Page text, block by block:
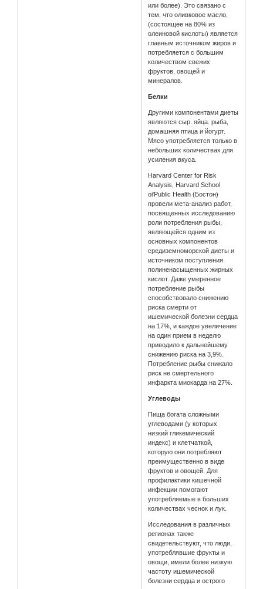
или более). Это связано с
тем, что оливковое масло,
(состоящее на 80% из
олеиновой кислоты) является
главным источником жиров и
потребляется с большим
количеством свежих
фруктов, овощей и
минералов.
Белки
Другими компонентами диеты
являются сыр. яйца. рыба,
домашняя птица и йогурт.
Мясо употребляется только в
небольших количествах для
усиления вкуса.
Harvard Center for Risk
Analysis, Harvard School
oi'Public Health (Бостон)
провели мета-анализ работ,
посвященных исследованию
роли потребления рыбы,
являющейся одним из
основных компонентов
средиземноморской диеты и
источником поступления
полиненасыщенных жирных
кислот. Даже умеренное
потребление рыбы
способствовало снижению
риска смерти от
ишемической болезни сердца
на 17%, и каждое увеличение
на один прием в неделю
приводило к дальнейшему
снижению риска на 3,9%.
Потребление рыбы снижало
риск не смертельного
инфаркта миокарда на 27%.
Углеводы
Пища богата сложными
углеводами (у которых
низкий гликемический
индекс) и клетчаткой,
которую они потребляют
преимущественно в виде
фруктов и овощей. Для
профилактики кишечной
инфекции помогают
употребляемые в больших
количествах чеснок и лук.
Исследования в различных
регионах также
свидетельствуют, что люди,
употреблявшие фрукты и
овощи, имели более низкую
частоту ишемической
болезни сердца и острого